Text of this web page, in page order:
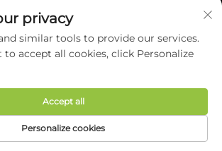
© 2025 door EVERISE FITNESS
CO.,LTD.Privacybeleid
privacy
similar tools to provide our services.
accept all cookies, click Personalize
Personalize cookies
Accept all